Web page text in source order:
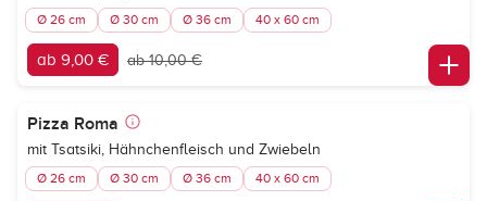
Ø 26 cm Ø 30 cm Ø 36 cm 40 x 60 cm
ab 9,00 € ab 10,00 €
Pizza Roma
mit Tsatsiki, Hähnchenfleisch und Zwiebeln
Ø 26 cm Ø 30 cm Ø 36 cm 40 x 60 cm